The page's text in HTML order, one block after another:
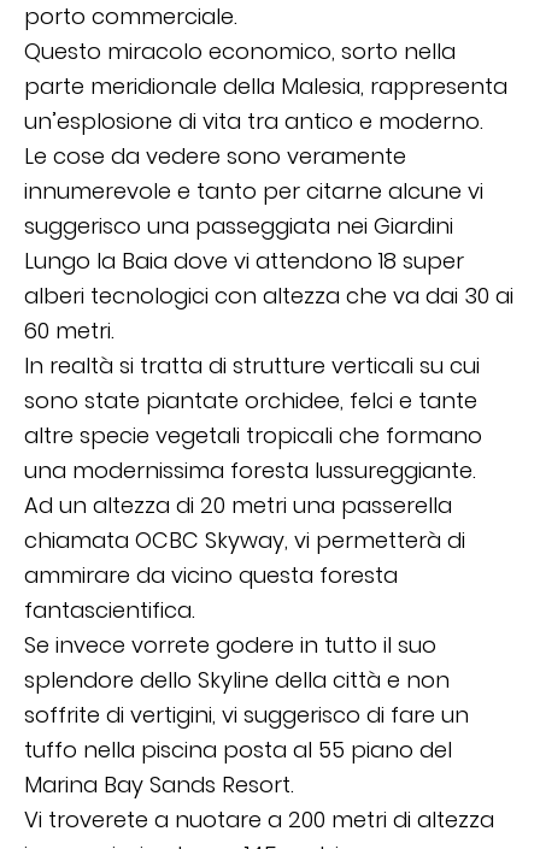
porto commerciale.
Questo miracolo economico, sorto nella
parte meridionale della Malesia, rappresenta
un’esplosione di vita tra antico e moderno.
Le cose da vedere sono veramente
innumerevole e tanto per citarne alcune vi
suggerisco una passeggiata nei Giardini
Lungo la Baia dove vi attendono 18 super
alberi tecnologici con altezza che va dai 30 ai
60 metri.
In realtà si tratta di strutture verticali su cui
sono state piantate orchidee, felci e tante
altre specie vegetali tropicali che formano
una modernissima foresta lussureggiante.
Ad un altezza di 20 metri una passerella
chiamata OCBC Skyway, vi permetterà di
ammirare da vicino questa foresta
fantascientifica.
Se invece vorrete godere in tutto il suo
splendore dello Skyline della città e non
soffrite di vertigini, vi suggerisco di fare un
tuffo nella piscina posta al 55 piano del
Marina Bay Sands Resort.
Vi troverete a nuotare a 200 metri di altezza